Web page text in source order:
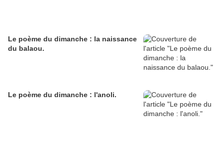
Le poème du dimanche : la naissance
du balaou.
Le poème du dimanche : l'anoli.